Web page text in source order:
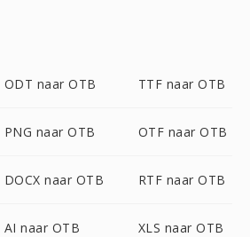
ODT naar OTB TTF naar OTB
PNG naar OTB OTF naar OTB
DOCX naar OTB RTF naar OTB
AI naar OTB XLS naar OTB